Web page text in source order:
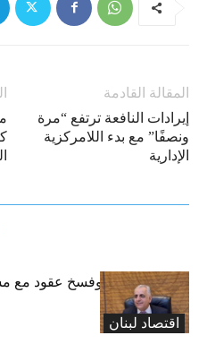
المقالة القادمة
إيرادات النافعة ترتفع “مرة
ونصفًا” مع بدء اللامركزية
الإدارية
اقتصاد لبنان
كركي: إنذارات وفسخ عقود مع
مخالفة